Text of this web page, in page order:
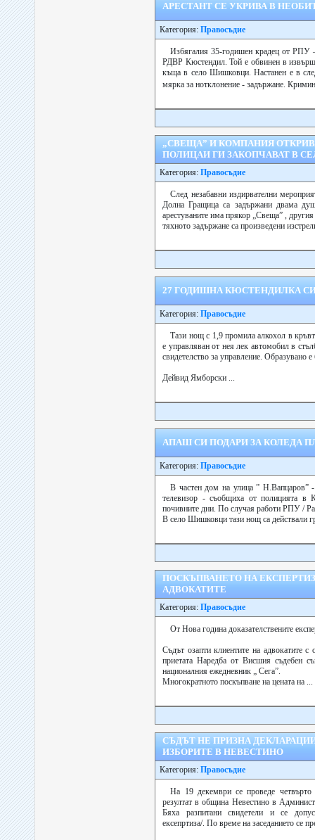
АРЕСТАНТ СЕ УКРИВА В
Категория: Правосъдие
Избягалия 35-годишен крадец от РПУ
РДВР Кюстендил. Той е обвинен в
къща в село Шишковци. Настанен е в
мярка за нотклонение - задържане.
„СВЕЩА” И КОМПАНИЯ
ПОЛИЦАИ ГИ ЗАКОПЧАВАТ В
Категория: Правосъдие
След незабавни издирвателни
Долна Гращица са задържани двама
арестуваните има прякор „Свеща” ,
тяхното задържане са произведени
27 ГОДИШНА КЮСТЕНДИЛКА
Категория: Правосъдие
Тази нощ с 1,9 промила алкохол в
е управляван от нея лек автомобил в
свидетелство за управление. Образувано
Дейвид Ямборски ...
АПАШ СИ ПОДАРИ ЗА КОЛЕДА
Категория: Правосъдие
В частен дом на улица ” Н.Вапцаров”
телевизор - съобщиха от полицията в
почивните дни. По случая работи РПУ /
В село Шишковци тази нощ са действали
ПОСКЪПВАНЕТО НА
АДВОКАТИТЕ
Категория: Правосъдие
От Нова година доказателствените
Съдът озапти клиентите на адвокатите с
приетата Наредба от Висшия съдебен
националния ежедневник „ Сега”.
Многократното поскъпване на цената на ...
СЪДЪТ НЕ ПРИЗНА
ИЗБОРИТЕ В НЕВЕСТИНО
Категория: Правосъдие
На 19 декември се проведе четвърто
резултат в община Невестино в
Бяха разпитани свидетели и се
ексепртиза/. По време на заседанието се